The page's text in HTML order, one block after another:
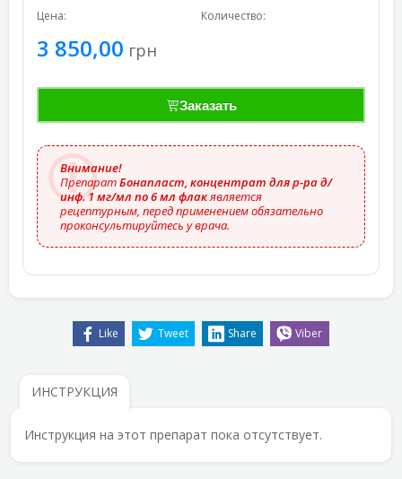
Цена:
3 850,00 грн
Количество:
Заказать
Внимание!
ПрепаратБонапласт, концентрат для р-ра д/
инф. 1 мг/мл по 6 мл флакявляется
рецептурным, перед применением обязательно
проконсультируйтесь у врача.
Like Tweet Share Viber
ИНСТРУКЦИЯ
Инструкция на этот препарат пока отсутствует.